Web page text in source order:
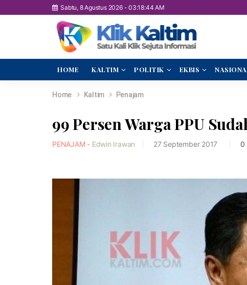
Sabtu, 8 Agustus 2026-03:18:44 AM
HOME KALTIM POLITIK EKBIS
Home Kaltim Penajam
99 Persen Warga PPU
PENAJAM - Edwin Irawan 27 September 2017 0